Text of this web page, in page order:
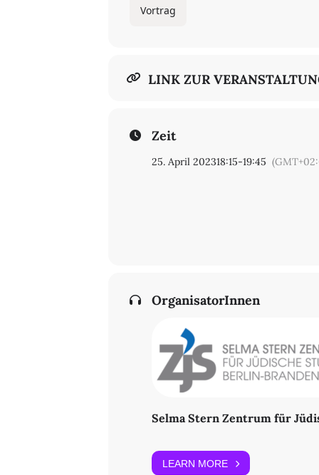
Vortrag
LINK ZUR
Zeit
25. April 202318:15-19:45
OrganisatorInnen
Selma Stern Zentrum für
LEARN MORE